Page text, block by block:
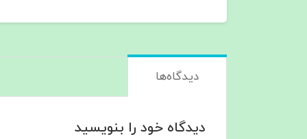
دیدگاه‌ها
دیدگاه خود را بنویسید